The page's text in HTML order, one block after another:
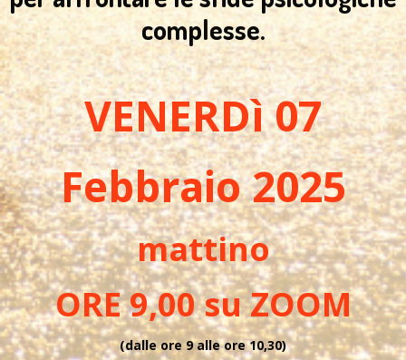
complesse.
VENERDì 07
Febbraio 2025
mattino
ORE 9,00 su ZOOM
(dalle ore 9 alle ore 10,30)